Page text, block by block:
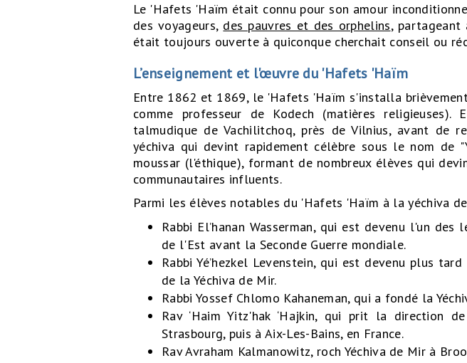
Le 'Hafets 'Haïm était connu pour son amour
des voyageurs, des pauvres et des orphelins, partageant
était toujours ouverte à quiconque cherchait conseil ou
L’enseignement et l'œuvre du 'Hafets 'Haïm
Entre 1862 et 1869, le 'Hafets 'Haïm s'installa
comme professeur de Kodech (matières
talmudique de Vachilitchoq, près de Vilnius, avant de
yéchiva qui devint rapidement célèbre sous le nom de
moussar (l'éthique), formant de nombreux élèves qui
communautaires influents.
Parmi les élèves notables du 'Hafets 'Haïm à la yéchiva
Rabbi El’hanan Wasserman, qui est devenu l'un
de l'Est avant la Seconde Guerre mondiale.
Rabbi Yé’hezkel Levenstein, qui est devenu plus
de la Yéchiva de Mir.
Rabbi Yossef Chlomo Kahaneman, qui a fondé la
Rav ‘Haim Yitz'hak ‘Hajkin, qui prit la direction de
Strasbourg, puis à Aix-Les-Bains, en France.
Rav Avraham Kalmanowitz, roch Yéchiva de Mir à